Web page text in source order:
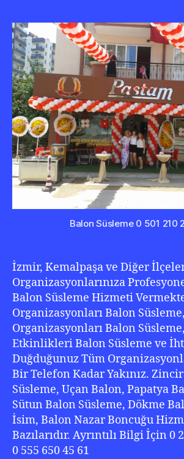
Balon Süsleme 0 501 210
İzmir, Kemalpaşa ve Diğer
Organizasyonlarınıza
Balon Süsleme Hizmeti
Organizasyonları Balon
Organizasyonları Balon
Etkinlikleri Balon Süsleme ve
Duğduğunuz Tüm
Bir Telefon Kadar Yakınız.
Süsleme, Uçan Balon, Papatya
Sütun Balon Süsleme, Dökme
İsim, Balon Nazar Boncuğu
Bazılarıdır. Ayrıntılı Bilgi İçin 0
0 555 650 45 61